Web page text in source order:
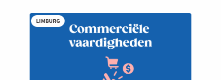
reputatie
sterker:
LinkedIn
leiders
LIMBURG